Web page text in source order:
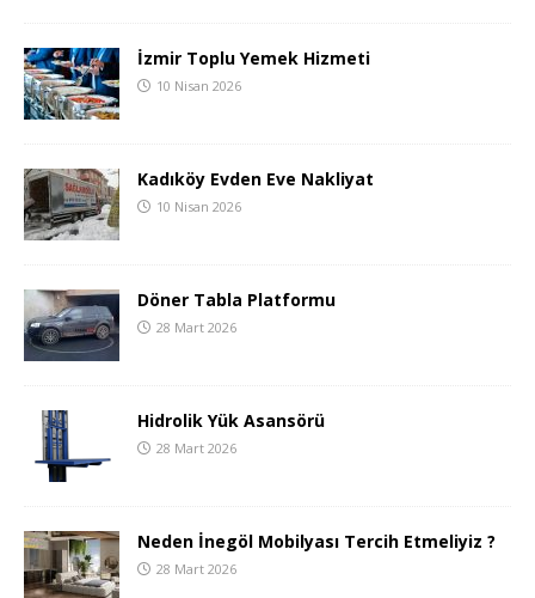
İzmir Toplu Yemek Hizmeti
10 Nisan 2026
Kadıköy Evden Eve Nakliyat
10 Nisan 2026
Döner Tabla Platformu
28 Mart 2026
Hidrolik Yük Asansörü
28 Mart 2026
Neden İnegöl Mobilyası Tercih Etmeliyiz ?
28 Mart 2026